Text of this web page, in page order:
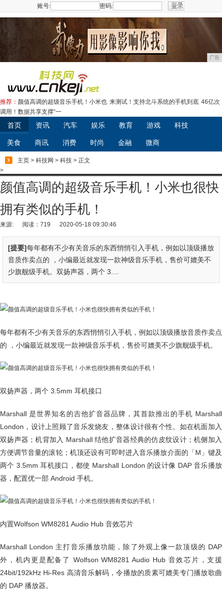
账号: 密码:
广告
推荐： 颜值高调的超级音乐手机！小米也 来测试！支持北斗系统的手机到底 46亿次
调用！数据共享支撑“一
首页 资讯 汽车 娱乐 教育 游戏 科技
美食 商讯 消费 时尚 金融 微商
主页 > 科技网 > 科技 > 正文
>
颜值高调的超级音乐手机！小米也很快
拥有类似的手机！
来源: 阅读：719 2020-05-18 09:30:46
[提要]每年都有不少有关音乐的东西悄悄引入手机，例如以顶级播放
音质作卖点的 ，小编最近就发现一款神级音乐手机，售价可媲美不
少旗舰级手机。双扬声器，两个 3....
每年都有不少有关音乐的东西悄悄引入手机，例如以顶级播放音质作卖点
的 ，小编最近就发现一款神级音乐手机，售价可媲美不少旗舰级手机。
双扬声器，两个 3.5mm 耳机接口
Marshall 是世界知名的吉他扩音器品牌，其首款推出的手机 Marshall
London，设计上照顾了音乐发烧友，整体设计很有个性。如在机面加入
双扬声器；机背加入 Marshall 结他扩音器经典的仿皮纹设计；机侧加入
方便调节音量的滚轮；机顶还设有可即时进入音乐播放介面的「M」键及
两个 3.5mm 耳机接口，都使 Marshall London 的设计像 DAP 音乐播放
器， 配置优一部 Android 手机。
内置Wolfson WM8281 Audio Hub 音效芯片
Marshall London 主打音乐播放功能，除了外观上像一款顶级的 DAP
外，机内更是配备了 Wolfson WM8281 Audio Hub 音效芯片，支援
24bit/192kHz Hi-Res 高清音乐解码，令播放的质素可媲美专门播放歌曲
的 DAP 播放器。